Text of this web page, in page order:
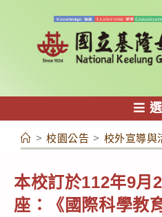
容
> 校園公告 > 校外宣導與
本校訂於112年9月
座：《國際科學教